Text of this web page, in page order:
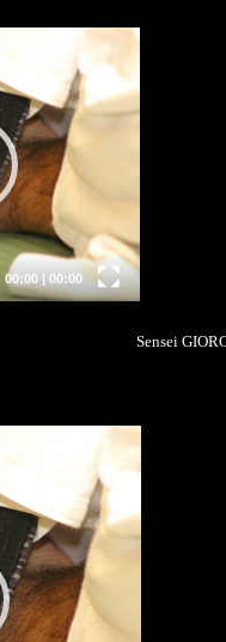
Sensei
00:00 |00:00